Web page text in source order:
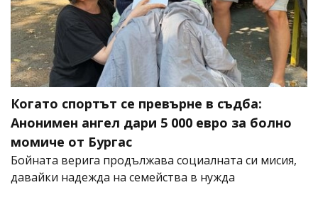
Когато спортът се превърне в съдба:
Анонимен ангел дари 5 000 евро за болно
момиче от Бургас
Бойната верига продължава социалната си мисия,
давайки надежда на семейства в нужда